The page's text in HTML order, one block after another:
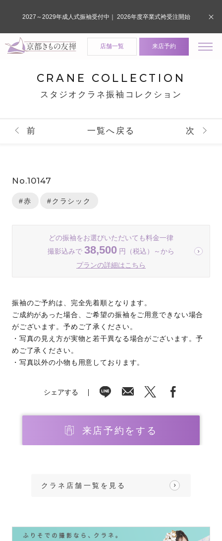
店舗一覧 来店予約
CRANE COLLECTION
スタジオクラネ振袖コレクション
前 一覧へ戻る 次
No.10147
#赤 #クラシック
どの振袖をお選びいただいても料金一律
撮影込みで 38,500 円（税込）～から
プランの詳細はこちら
振袖のご予約は、完全先着順となります。
ご成約があった場合、ご希望の振袖をご用意できない場合
がございます。予めご了承ください。
・写真の見え方が実物と若干異なる場合がございます。予
めご了承ください。
・写真以外の小物も用意しております。
シェアする
来店予約をする
クラネ店舗一覧を見る
2027～2029年成人式振袖受付中｜ 2026年度卒業式袴受注開始